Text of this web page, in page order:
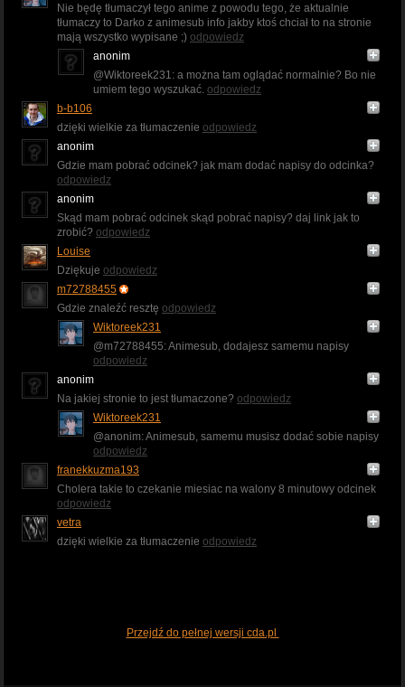
Nie będę tłumaczył tego anime z powodu tego, że aktualnie
tłumaczy to Darko z animesub info jakby ktoś chciał to na stronie
mają wszystko wypisane ;) odpowiedz
anonim
@Wiktoreek231: a można tam oglądać normalnie? Bo nie
umiem tego wyszukać. odpowiedz
b-b106
dzięki wielkie za tłumaczenie odpowiedz
anonim
Gdzie mam pobrać odcinek? jak mam dodać napisy do odcinka?
odpowiedz
anonim
Skąd mam pobrać odcinek skąd pobrać napisy? daj link jak to
zrobić? odpowiedz
Louise
Dziękuje odpowiedz
m72788455
Gdzie znaleźć resztę odpowiedz
Wiktoreek231
@m72788455: Animesub, dodajesz samemu napisy
odpowiedz
anonim
Na jakiej stronie to jest tłumaczone? odpowiedz
Wiktoreek231
@anonim: Animesub, samemu musisz dodać sobie napisy
odpowiedz
franekkuzma193
Cholera takie to czekanie miesiac na walony 8 minutowy odcinek
odpowiedz
vetra
dzięki wielkie za tłumaczenie odpowiedz
Przejdź do pełnej wersji cda.pl